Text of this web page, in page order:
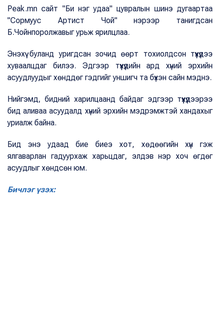
Peak.mn сайт "Би нэг удаа" цувралын шинэ дугаартаа
"Сормуус Артист Чой" нэрээр танигдсан
Б.Чойнпоролжавыг урьж ярилцлаа.
Энэхүү буланд уригдсан зочид өөрт тохиолдсон түүхүүдээ
хуваалцдаг билээ. Эдгээр түүхүүдийн ард хүний эрхийн
асуудлуудыг хөнддөг гэдгийг уншигч та бүхэн сайн мэднэ.
Нийгэмд, бидний харилцаанд байдаг эдгээр түүхүүдээрээ
бид аливаа асуудалд хүний эрхийн мэдрэмжтэй хандахыг
уриалж байна.
Бид энэ удаад бие биеэ хот, хөдөөгийн хүн гэж
ялгаварлан гадуурхаж харьцдаг, элдэв нэр хоч өгдөг
асуудлыг хөндсөн юм.
Бичлэг үзэх: